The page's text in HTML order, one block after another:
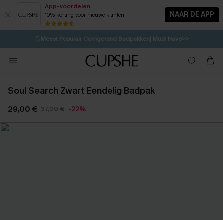
App-voordelen
10% korting voor nieuwe klanten NAAR DE APP
⚡️LAATSTE KANS | Tot 50% korting>>
🩱Meest Populair Corrigerend Badpakken| Must Have>>
💌Abonneer je & ontvang tot 15% korting>>
Koop 3, krijg 15% korting | CODE: SW15
Soul Search Zwart Eendelig Badpak
29,00 € 37,00 € -22%